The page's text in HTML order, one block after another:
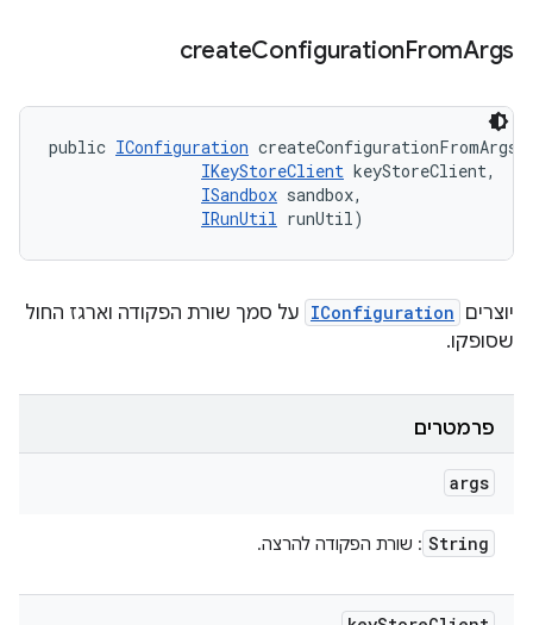
createConfigurationFromArgs
public IConfiguration
IKeyStoreClient keyStoreClient,
ISandbox sandbox,
IRunUtil runUtil)
יוצרים IConfiguration על סמך שורת הפקודה וארגז החול
שסופקו.
פרמטרים
args
String : שורת הפקודה להרצה.